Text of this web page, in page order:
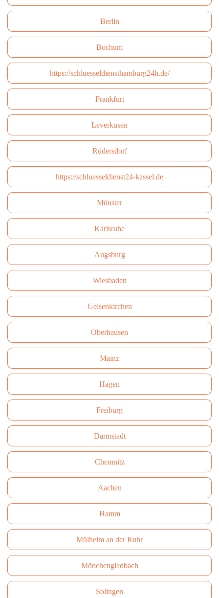
Berlin
Bochum
https://schluesseldiensthamburg24h.de/
Frankfurt
Leverkusen
Rüdersdorf
https://schluesseldienst24-kassel.de
Münster
Karlsruhe
Augsburg
Wiesbaden
Gelsenkirchen
Oberhausen
Mainz
Hagen
Freiburg
Darmstadt
Сhemnitz
Aachen
Hamm
Mülheim an der Ruhr
Mönchengladbach
Solingen